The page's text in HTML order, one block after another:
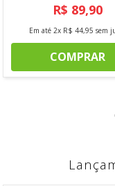
R$ 89,90
Em até 2x R$ 44,95 sem
COMPRAR